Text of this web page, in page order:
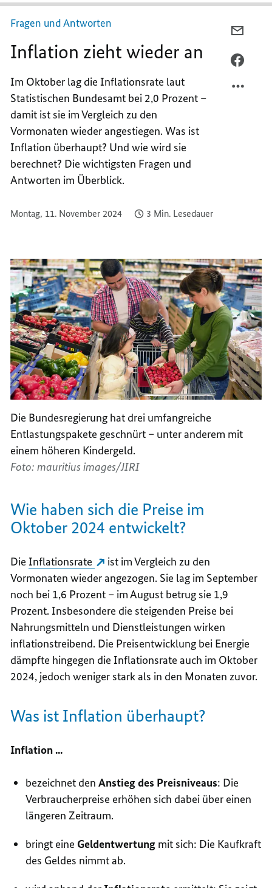
Fragen und Antworten
Inflation zieht wieder an
Im Oktober lag die Inflationsrate laut
Statistischen Bundesamt bei 2,0 Prozent –
damit ist sie im Vergleich zu den
Vormonaten wieder angestiegen. Was ist
Inflation überhaupt? Und wie wird sie
berechnet? Die wichtigsten Fragen und
Antworten im Überblick.
Montag, 11. November 2024 3 Min. Lesedauer
Die Bundesregierung hat drei umfangreiche
Entlastungspakete geschnürt – unter anderem mit
einem höheren Kindergeld.
Foto: mauritius images/JIRI
Wie haben sich die Preise im
Oktober 2024 entwickelt?
DieInflationsrate
ist im Vergleich zu den
Vormonaten wieder angezogen. Sie lag im September
noch bei 1,6 Prozent – im August betrug sie 1,9
Prozent. Insbesondere die steigenden Preise bei
Nahrungsmitteln und Dienstleistungen wirken
inflationstreibend. Die Preisentwicklung bei Energie
dämpfte hingegen die Inflationsrate auch im Oktober
2024, jedoch weniger stark als in den Monaten zuvor.
Was ist Inflation überhaupt?
Inflation ...
bezeichnet denAnstieg des Preisniveaus: Die
Verbraucherpreise erhöhen sich dabei über einen
längeren Zeitraum.
bringt eine Geldentwertung mit sich: Die Kaufkraft
des Geldes nimmt ab.